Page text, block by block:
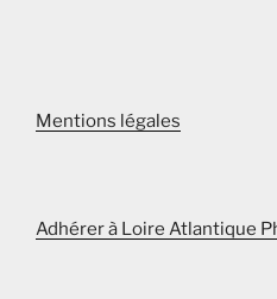
Mentions légales
Adhérer à Loire Atlantique